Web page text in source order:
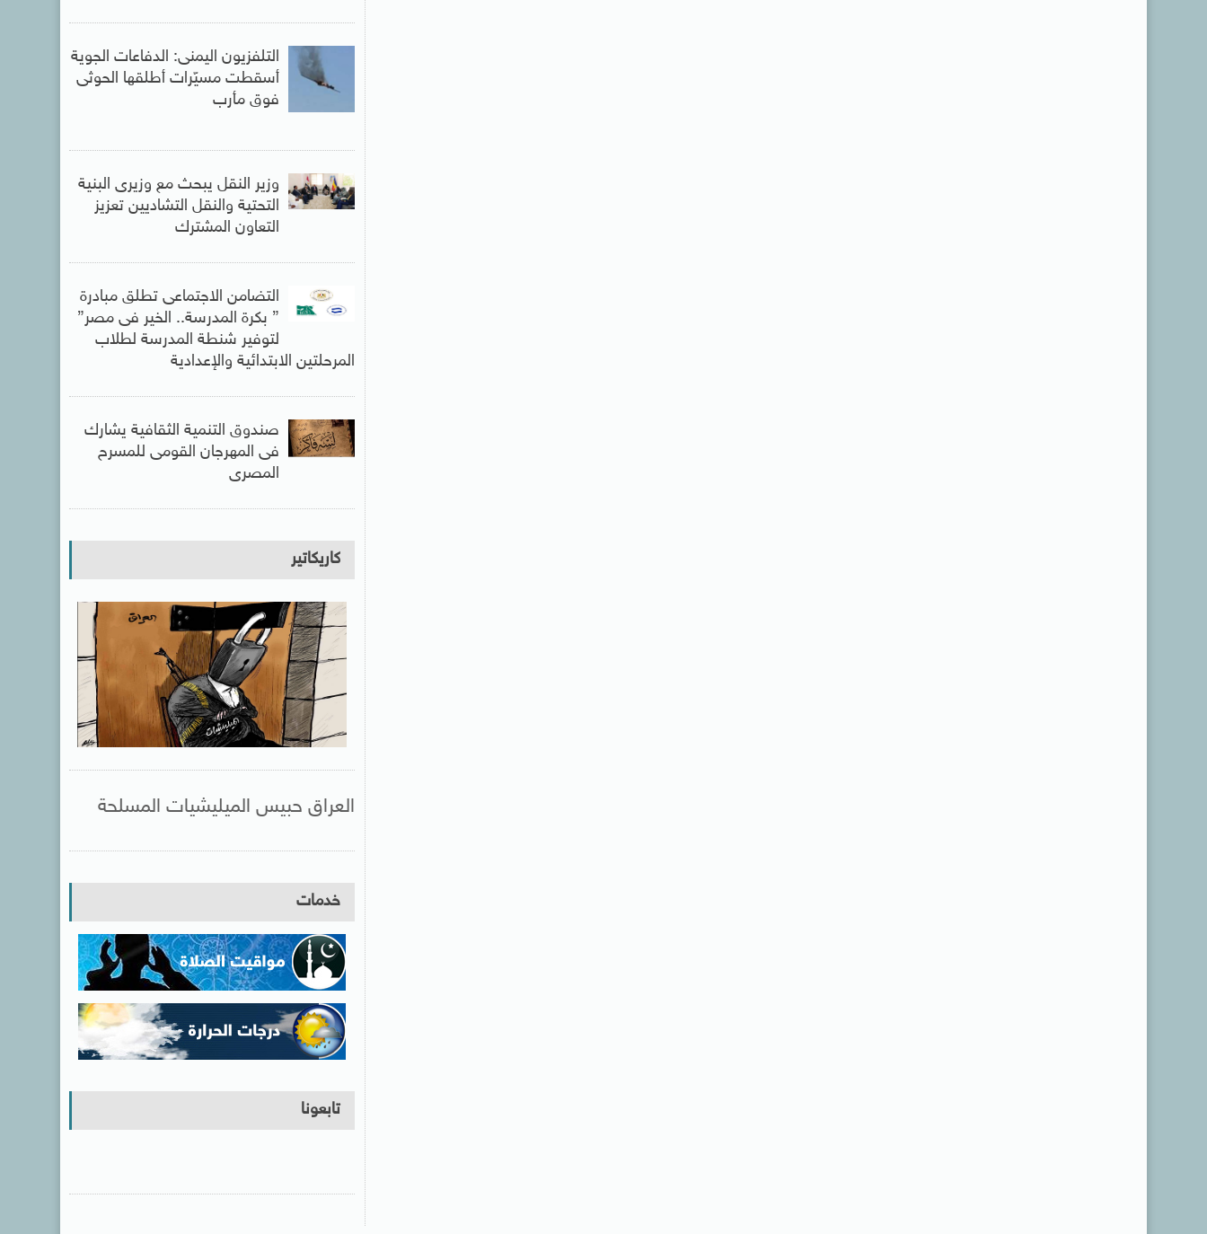
التلفزيون اليمنى: الدفاعات الجوية
أسقطت مسيّرات أطلقها الحوثى
فوق مأرب
وزير النقل يبحث مع وزيرى البنية
التحتية والنقل التشاديين تعزيز
التعاون المشترك
التضامن الاجتماعى تطلق مبادرة
” بكرة المدرسة.. الخير فى مصر”
لتوفير شنطة المدرسة لطلاب
المرحلتين الابتدائية والإعدادية
صندوق التنمية الثقافية يشارك
فى المهرجان القومى للمسرح
المصرى
كاريكاتير
العراق حبيس الميليشيات المسلحة
خدمات
تابعونا